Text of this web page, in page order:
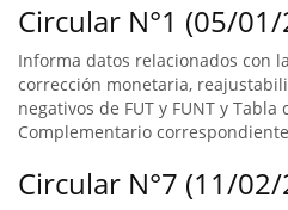
Circular N°1 (05/
Informa datos relacionados con
corrección monetaria,
negativos de FUT y FUNT y
Complementario
Circular N°7 (11/